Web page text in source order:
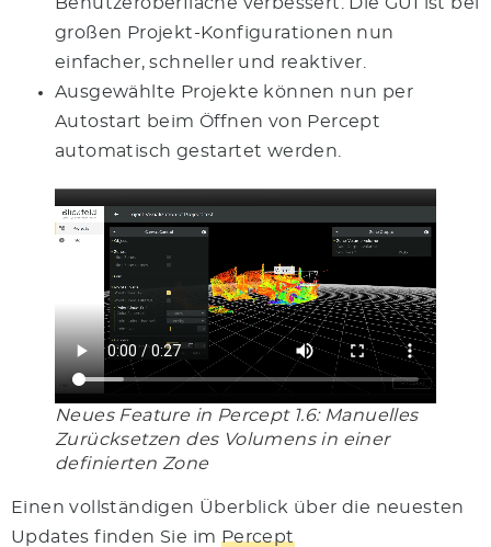
großen Projekt-Konfigurationen nun
einfacher, schneller und reaktiver.
Ausgewählte Projekte können nun per
Autostart beim Öffnen von Percept
automatisch gestartet werden.
Neues Feature in Percept 1.6: Manuelles
Zurücksetzen des Volumens in einer
definierten Zone
Einen vollständigen Überblick über die neuesten
Updates finden Sie im Percept